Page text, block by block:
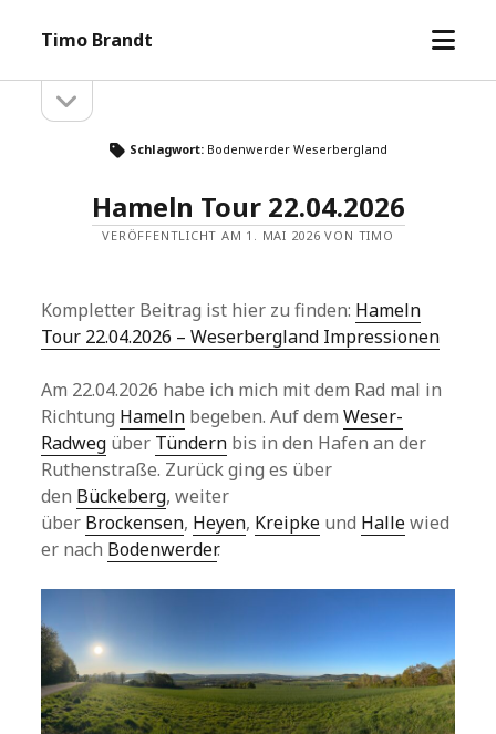
Timo Brandt
Menü
Seitenleiste
öffnen
Schlagwort: Bodenwerder Weserbergland
Hameln Tour 22.04.2026
VERÖFFENTLICHT AM 1. MAI 2026 VON TIMO
Kompletter Beitrag ist hier zu finden: Hameln
Tour 22.04.2026 – Weserbergland Impressionen
Am 22.04.2026 habe ich mich mit dem Rad mal in
Richtung Hameln begeben. Auf demWeser-
Radweg über Tündern bis in den Hafen an der
Ruthenstraße. Zurück ging es über
den Bückeberg, weiter
über Brockensen, Heyen, Kreipke und Hallewied
er nach Bodenwerder.